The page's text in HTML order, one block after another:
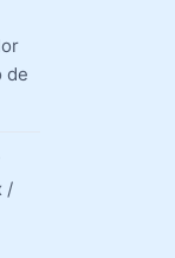
de
/